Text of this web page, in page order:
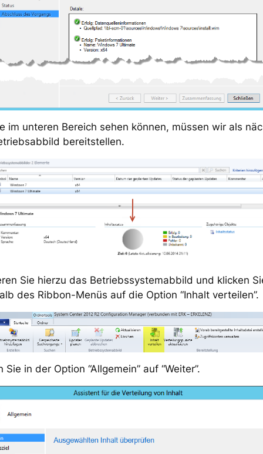
im unteren Bereich sehen können, müssen wir als
bereitstellen.
Sie hierzu das Betriebssystemabbild und klicken
des Ribbon-Menüs auf die Option “Inhalt verteilen”.
Sie in der Option “Allgemein” auf “Weiter”.